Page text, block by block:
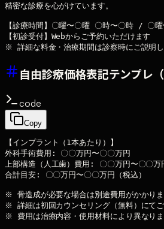
精密な診療を心がけています。
【診療時間】〇曜〜〇曜 〇時〜〇時 / 〇曜
【初診受付】Webからご予約いただけます
自由診療価格表記テンプレ（
code
Copy
【インプラント（1本あたり）】
外科手術費用: 〇〇万円〜〇〇万円
上部構造（人工歯）費用: 〇〇万円〜〇〇万
合計目安: 〇〇万円〜〇〇万円（税込）
※ 骨造成が必要な場合は別途費用がかかり
※ 詳細は初回カウンセリング（無料）にて
※ 費用は治療内容・使用材料により異なり